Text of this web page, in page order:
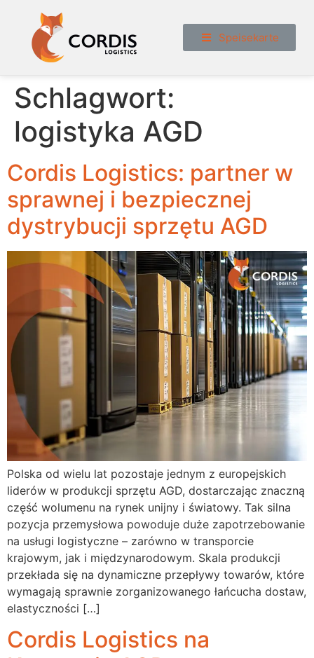
Speisekarte
Schlagwort:
logistyka AGD
Cordis Logistics: partner w
sprawnej i bezpiecznej
dystrybucji sprzętu AGD
Polska od wielu lat pozostaje jednym z europejskich
liderów w produkcji sprzętu AGD, dostarczając znaczną
część wolumenu na rynek unijny i światowy. Tak silna
pozycja przemysłowa powoduje duże zapotrzebowanie
na usługi logistyczne – zarówno w transporcie
krajowym, jak i międzynarodowym. Skala produkcji
przekłada się na dynamiczne przepływy towarów, które
wymagają sprawnie zorganizowanego łańcucha dostaw,
elastyczności […]
Cordis Logistics na